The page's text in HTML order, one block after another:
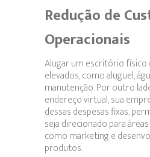
Redução de
Operacionais
Alugar um escritório físico
elevados, como aluguel,
manutenção. Por outro
endereço virtual, sua
dessas despesas fixas,
seja direcionado para
como marketing e
produtos.